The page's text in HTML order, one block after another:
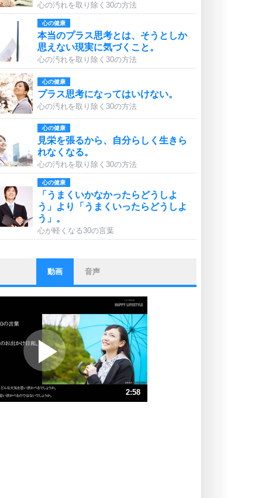
心の汚れを取り除く30の方法
心の健康
本当のプラス思考とは、そうとしか
思えない現実に気づくこと。
心の汚れを取り除く30の方法
心の健康
プラス思考になってはいけない。
心の汚れを取り除く30の方法
心の健康
見栄を張るから、自分らしく生きら
れなくなる。
心の汚れを取り除く30の方法
心の健康
「うまくいかなかったらどうしよ
う」より「うまくいったらどうしよ
う」。
心が軽くなる30の言葉
ストレス対策
他人と比べない。
いっそのこと、他人を見ない。
プラス思考
ポジティブになれない原因は、行動
しないから。
ポジティブ思考になる30の方法
ストレス対策
人生、なんとかなるもの。
動画 音声
2:58